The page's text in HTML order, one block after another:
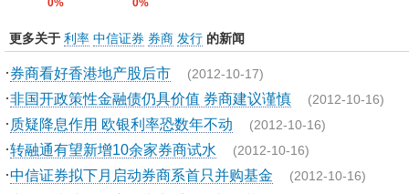
0% 0%
更多关于 利率 中信证券 券商 发行 的新闻
·券商看好香港地产股后市 (2012-10-17)
·非国开政策性金融债仍具价值 券商建议谨慎 (2012-10-16)
· 质疑降息作用 欧银利率恐数年不动 (2012-10-16)
·转融通有望新增10余家券商试水 (2012-10-16)
·中信证券拟下月启动券商系首只并购基金 (2012-10-16)